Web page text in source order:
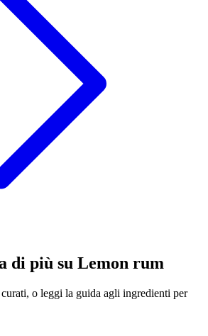
di più su Lemon rum
o leggi la guida agli ingredienti per